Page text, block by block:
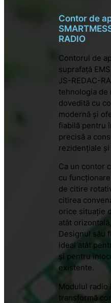
Contor de
RADIO
Contorul de
suprafață
JS-REDAC-
tehnologia de
dovedită cu
modernă și
fiabilă pentru
precisă a
rezidențiale
Ca un contor
cu
de citire
citirea
orice situație
atât
Designul său
ideal atât
și pentru
existente.
Modulul radio
transformă